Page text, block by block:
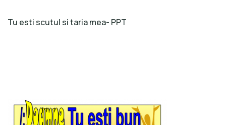
Tu esti scutul si taria mea- PPT